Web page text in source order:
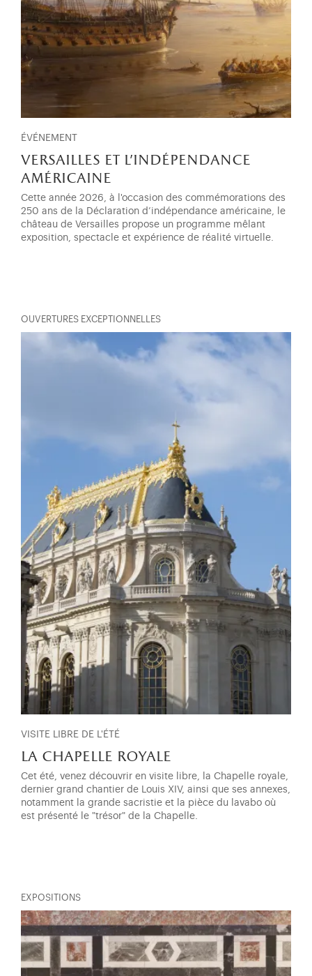
ÉVÉNEMENT
versailles et l'indépendance
américaine
Cette année 2026, à l'occasion des commémorations des
250 ans de la Déclaration d’indépendance américaine, le
château de Versailles propose un programme mêlant
exposition, spectacle et expérience de réalité virtuelle.
OUVERTURES EXCEPTIONNELLES
VISITE LIBRE DE L'ÉTÉ
la chapelle royale
Cet été, venez découvrir en visite libre, la Chapelle royale,
dernier grand chantier de Louis XIV, ainsi que ses annexes,
notamment la grande sacristie et la pièce du lavabo où
est présenté le "trésor" de la Chapelle.
EXPOSITIONS